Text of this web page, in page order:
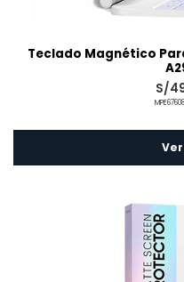
Teclado Magnético
S/